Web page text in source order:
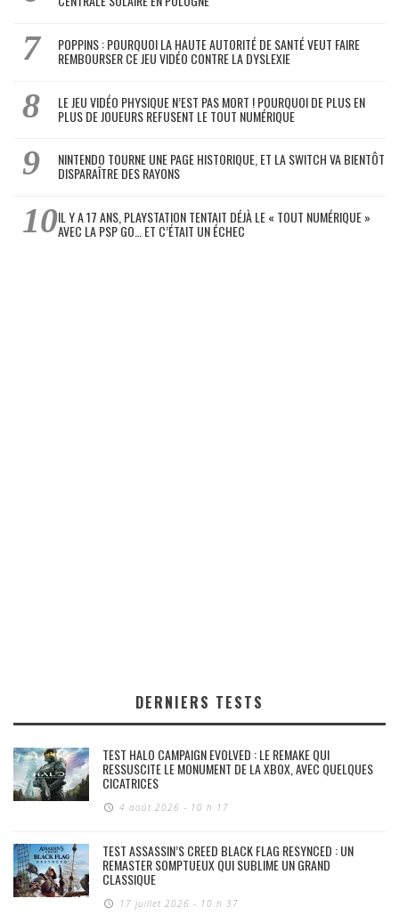
POPPINS : POURQUOI LA HAUTE AUTORITÉ DE SANTÉ VEUT FAIRE
REMBOURSER CE JEU VIDÉO CONTRE LA DYSLEXIE
LE JEU VIDÉO PHYSIQUE N’EST PAS MORT ! POURQUOI DE PLUS EN
PLUS DE JOUEURS REFUSENT LE TOUT NUMÉRIQUE
NINTENDO TOURNE UNE PAGE HISTORIQUE, ET LA SWITCH VA BIENTÔT
DISPARAÎTRE DES RAYONS
IL Y A 17 ANS, PLAYSTATION TENTAIT DÉJÀ LE « TOUT NUMÉRIQUE »
AVEC LA PSP GO… ET C’ÉTAIT UN ÉCHEC
DERNIERS TESTS
TEST HALO CAMPAIGN EVOLVED : LE REMAKE QUI
RESSUSCITE LE MONUMENT DE LA XBOX, AVEC QUELQUES
CICATRICES
4 août 2026 - 10 h 17
TEST ASSASSIN’S CREED BLACK FLAG RESYNCED : UN
REMASTER SOMPTUEUX QUI SUBLIME UN GRAND
CLASSIQUE
17 juillet 2026 - 10 h 37